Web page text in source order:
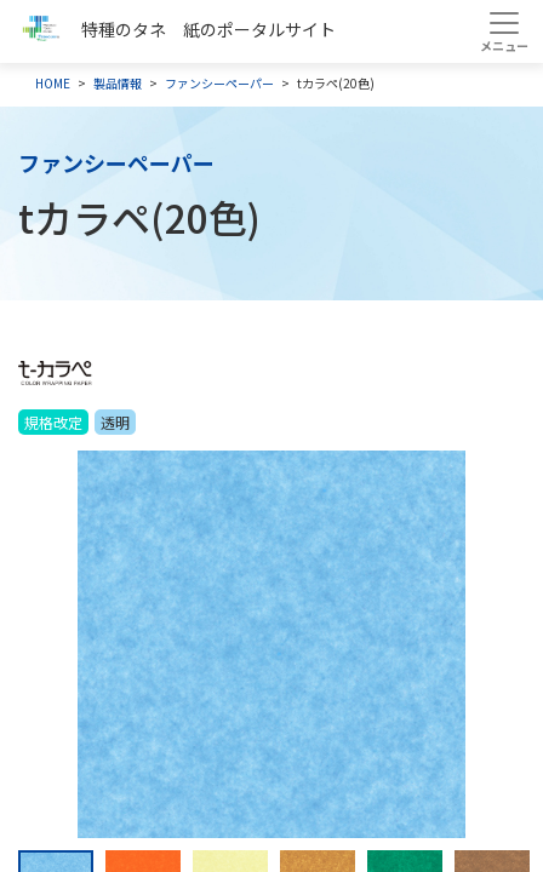
特種のタネ 紙のポータルサイト
HOME 製品情報 ファンシーペーパー tカラペ(20色)
ファンシーペーパー
tカラペ(20色)
規格改定 透明